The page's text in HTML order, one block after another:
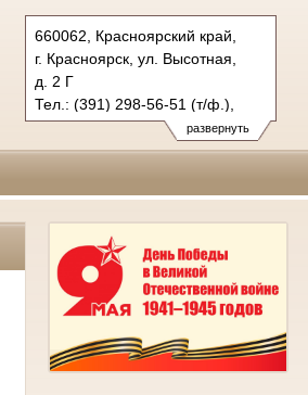
развернуть
660062, Красноярский край,
г. Красноярск, ул. Высотная,
д. 2 Г
Тел.: (391) 298-56-51 (т/ф.),
(391) 246-25-03
oktyabr.krk@sudrf.ru